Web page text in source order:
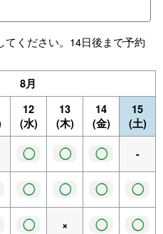
ください。14日後まで予約
8月
12
(水)
13
(木)
14
(金)
15
(土)
◯ ◯ ◯ -
◯ ◯ ◯ ◯
◯ × ◯ ◯